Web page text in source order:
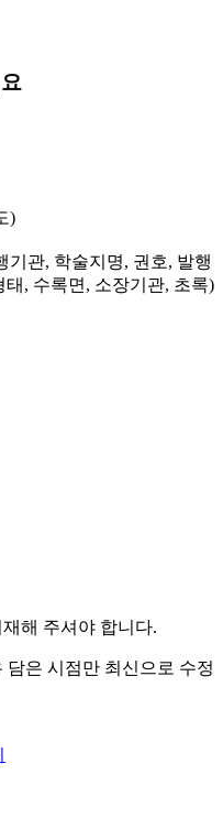
)
기관, 학술지명, 권호, 발행
, 수록면, 소장기관, 초록)
해 주셔야 합니다.
은 시점만 최신으로 수정